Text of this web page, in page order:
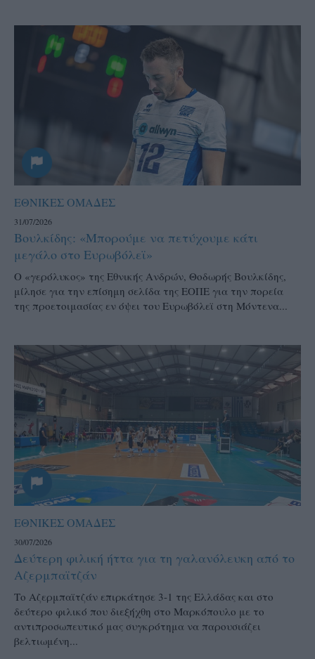
ΕΘΝΙΚΕΣ ΟΜΑΔΕΣ
31/07/2026
Βουλκίδης: «Μπορούμε να πετύχουμε κάτι
μεγάλο στο Ευρωβόλεϊ»
Ο «γερόλυκος» της Εθνικής Ανδρών, Θοδωρής Βουλκίδης,
μίλησε για την επίσημη σελίδα της ΕΟΠΕ για την πορεία
της προετοιμασίας εν όψει του Ευρωβόλεϊ στη Μόντενα...
ΕΘΝΙΚΕΣ ΟΜΑΔΕΣ
30/07/2026
Δεύτερη φιλική ήττα για τη γαλανόλευκη από το
Αζερμπαϊτζάν
Το Αζερμπαϊτζάν επιρκάτησε 3-1 της Ελλάδας και στο
δεύτερο φιλικό που διεξήχθη στο Μαρκόπουλο με το
αντιπροσωπευτικό μας συγκρότημα να παρουσιάζει
βελτιωμένη...